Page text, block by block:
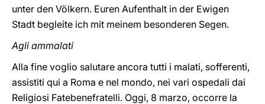
unter den Völkern. Euren Aufenthalt in der Ewigen
Stadt begleite ich mit meinem besonderen Segen.
Agli ammalati
Alla fine voglio salutare ancora tutti i malati, sofferenti,
assistiti qui a Roma e nel mondo, nei vari ospedali dai
Religiosi Fatebenefratelli. Oggi, 8 marzo, occorre la